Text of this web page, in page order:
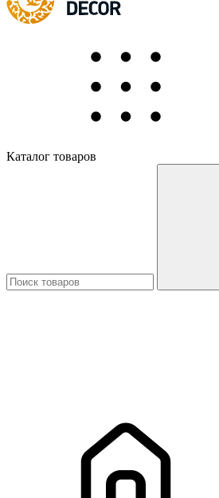
Каталог товаров